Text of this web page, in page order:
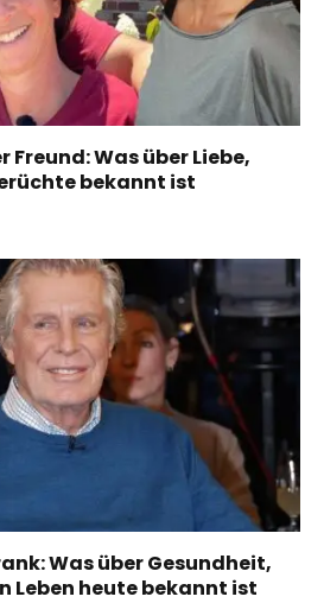
Freund: Was über Liebe,
bekannt ist
Was über Gesundheit,
Leben heute bekannt ist